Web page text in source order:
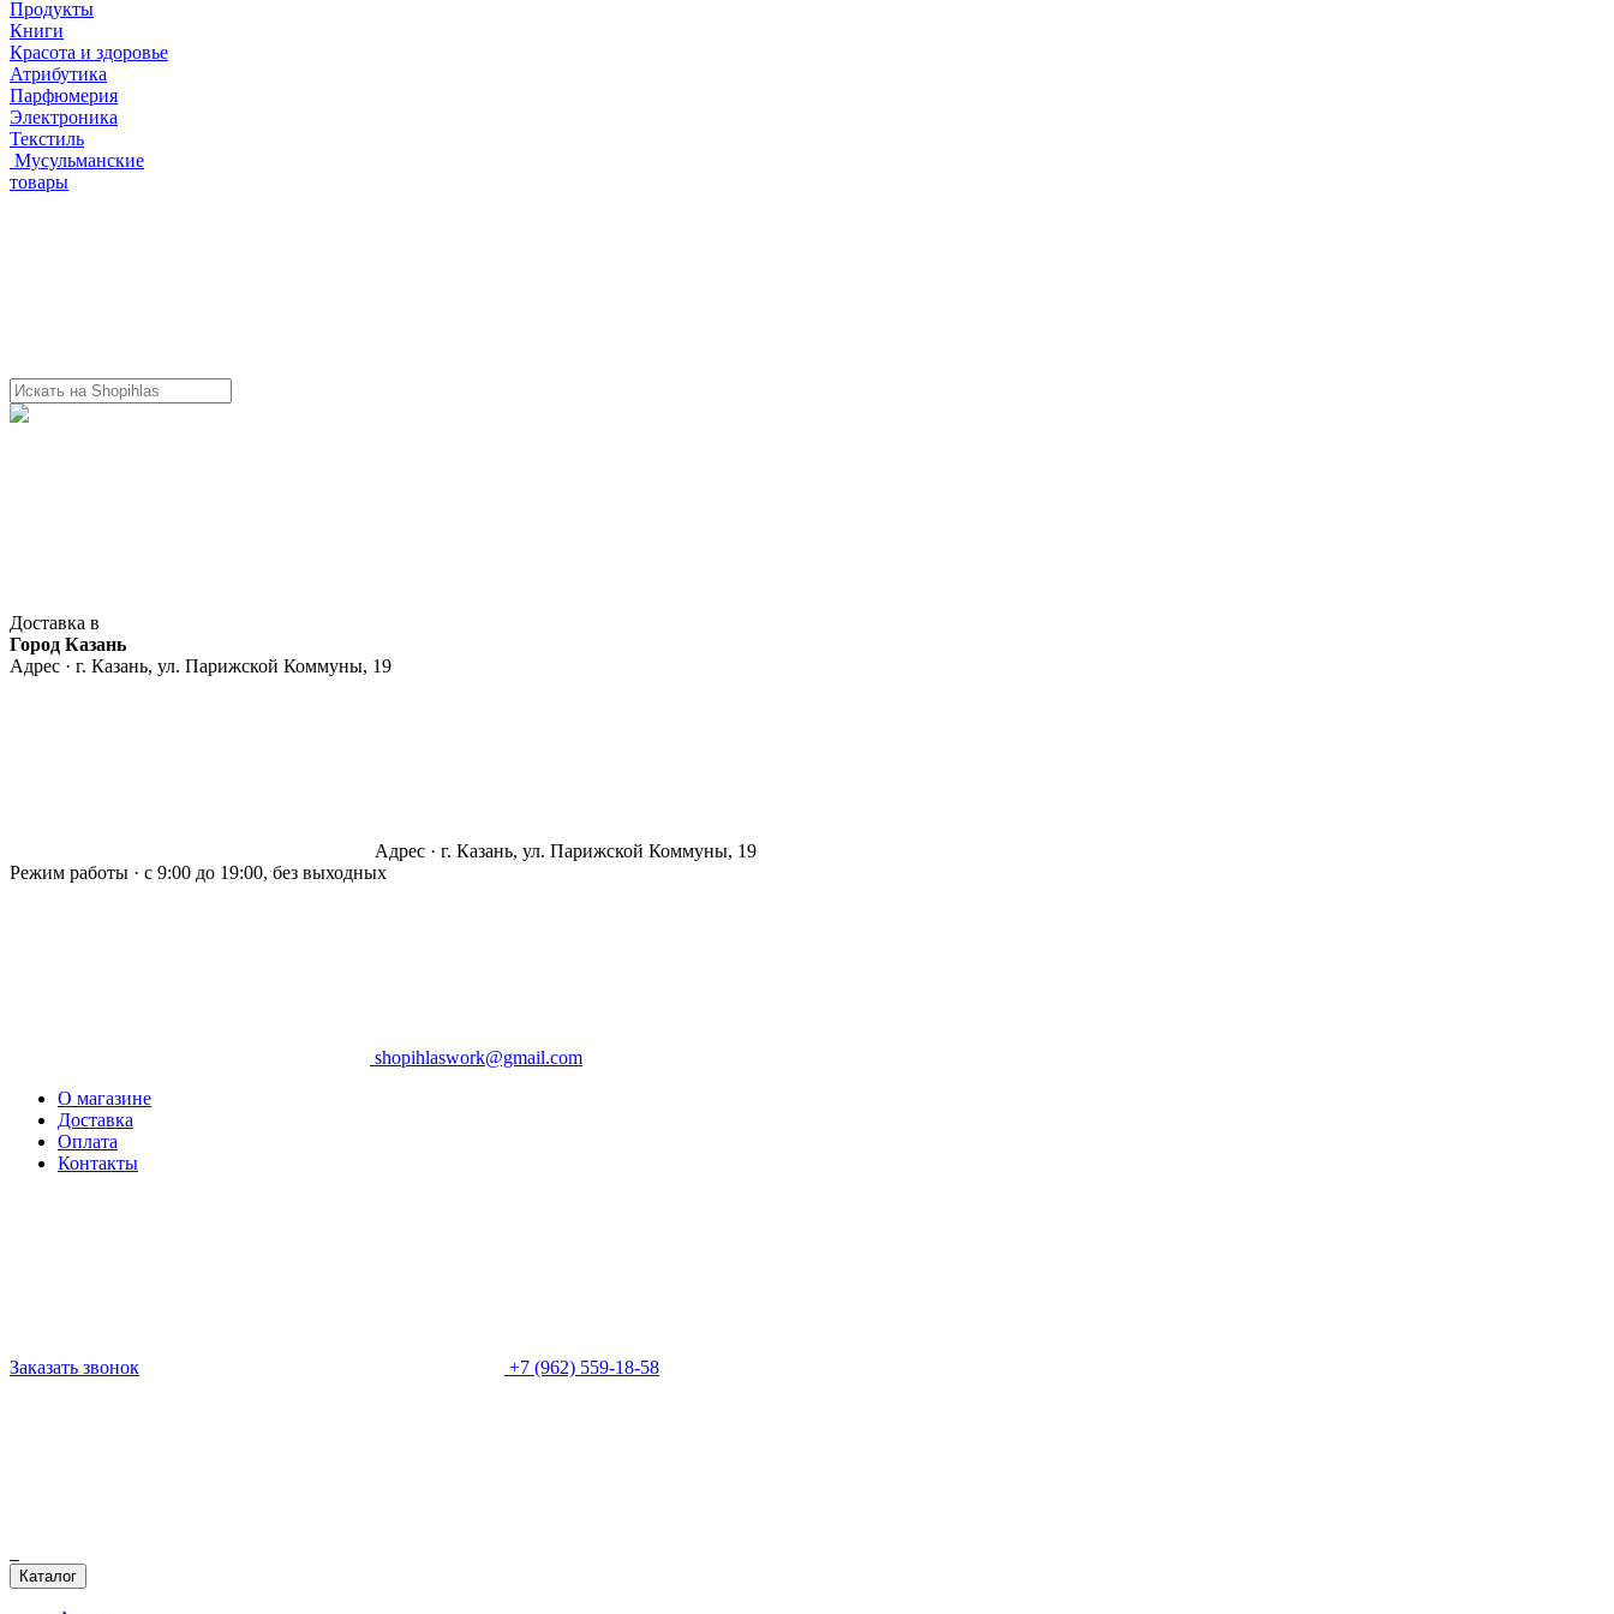
Продукты
Книги
Красота и здоровье
Атрибутика
Парфюмерия
Электроника
Текстиль
Мусульманские
товары
Доставка в
Город Казань
Адрес · г. Казань, ул. Парижской Коммуны, 19
Адрес · г. Казань, ул. Парижской Коммуны, 19
Режим работы · с 9:00 до 19:00, без выходных
shopihlaswork@gmail.com
О магазине
Доставка
Оплата
Контакты
Заказать звонок +7 (962) 559-18-58
Каталог